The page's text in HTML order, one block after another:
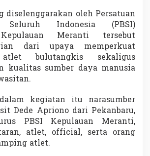
a
k
a
t
M
e
a
i
S
a
p
diselenggarakan oleh Persatuan
Seluruh Indonesia (PBSI)
Meranti tersebut
dari upaya memperkuat
atlet bulutangkis sekaligus
kualitas sumber daya manusia
kegiatan itu narasumber
Dede Apriono dari Pekanbaru,
PBSI Kepulauan Meranti,
atlet, official, serta orang
atlet.